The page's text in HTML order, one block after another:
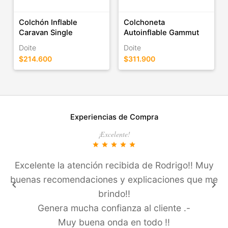
Colchón Inflable
Caravan Single
Doite
$214.600
Colchoneta
Autoinflable Gammut
Doite
$311.900
Experiencias de Compra
¡Excelente!
star star star star star
Excelente la atención recibida de Rodrigo!! Muy
buenas recomendaciones y explicaciones que me
brindo!!
Genera mucha confianza al cliente .-
Muy buena onda en todo !!
keyboard_arrow_left keyboard_arrow_right